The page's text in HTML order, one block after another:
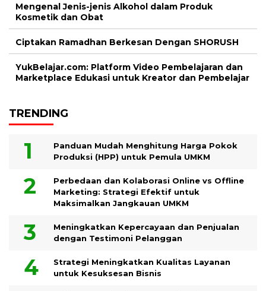
Mengenal Jenis-jenis Alkohol dalam Produk
Kosmetik dan Obat
Ciptakan Ramadhan Berkesan Dengan SHORUSH
YukBelajar.com: Platform Video Pembelajaran dan
Marketplace Edukasi untuk Kreator dan Pembelajar
TRENDING
Panduan Mudah Menghitung Harga Pokok
Produksi (HPP) untuk Pemula UMKM
Perbedaan dan Kolaborasi Online vs Offline
Marketing: Strategi Efektif untuk
Maksimalkan Jangkauan UMKM
Meningkatkan Kepercayaan dan Penjualan
dengan Testimoni Pelanggan
Strategi Meningkatkan Kualitas Layanan
untuk Kesuksesan Bisnis